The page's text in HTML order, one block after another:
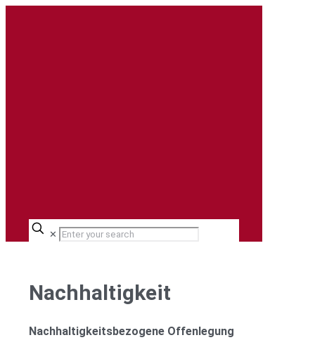
✕
Nachhaltigkeit
Nachhaltigkeitsbezogene Offenlegung